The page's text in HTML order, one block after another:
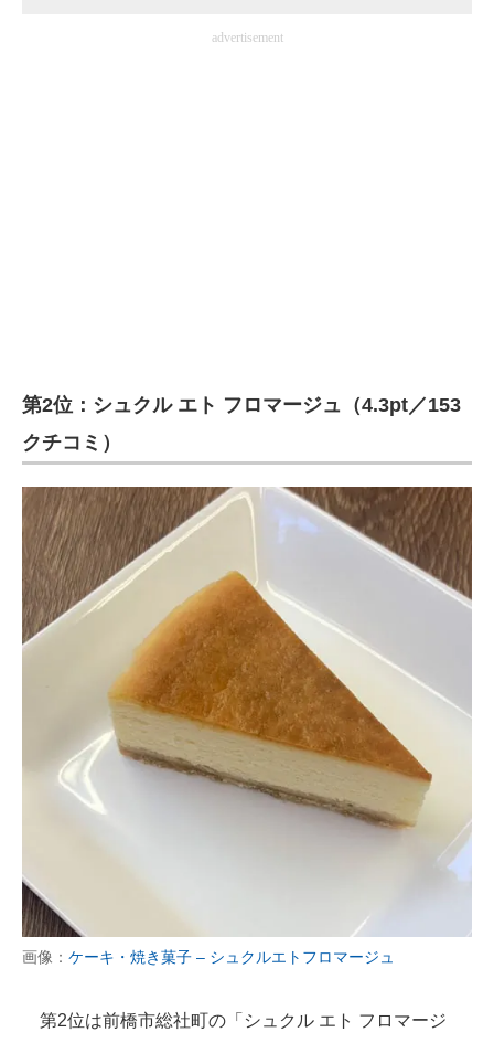
advertisement
第2位：シュクル エト フロマージュ（4.3pt／153
クチコミ）
画像： ケーキ・焼き菓子 – シュクルエトフロマージュ
第2位は前橋市総社町の「シュクル エト フロマージ